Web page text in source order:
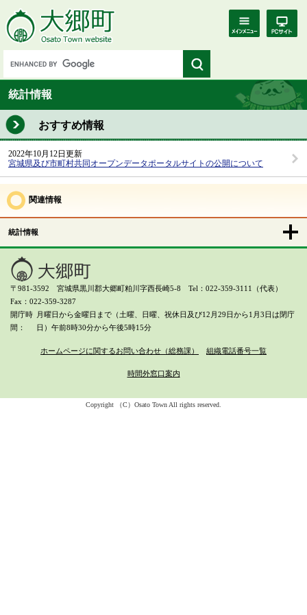
統計情報
おすすめ情報
2022年10月12日更新
宮城県及び市町村共同オープンデータポータルサイトの公開について
関連情報
統計情報
〒981-3592 宮城県黒川郡大郷町粕川字西長崎5-8 Tel：022-359-3111（代表）
Fax：022-359-3287
開庁時
間
月曜日から金曜日まで（土曜、日曜、祝休日及び12月29日から1月3日は閉庁
日） 午前8時30分から午後5時15分
ホームページに関するお問い合わせ（総務課） 組織電話番号一覧
時間外窓口案内
Copyright （C）Osato Town All rights reserved.